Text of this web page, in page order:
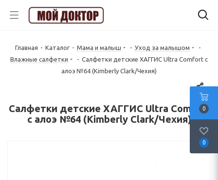
Главная - Каталог - Мама и малыш - Уход за малышом
-
Влажные салфетки
- Салфетки детские ХАГГИС Ultra Comfort с
алоэ №64 (Kimberly Clark/Чехия)
Салфетки детские ХАГГИС Ultra Comfort
с алоэ №64 (Kimberly Clark/Чехия)
0
0